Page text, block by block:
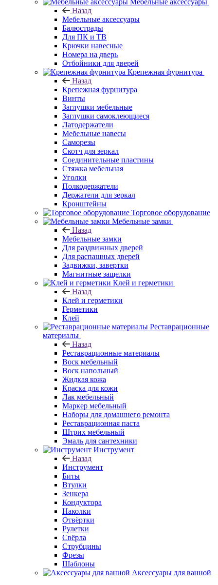
Мебельные аксессуары
Назад
Мебельные аксессуары
Балюстрады
Для ПК и ТВ
Крючки навесные
Номера на дверь
Отбойники для дверей
Крепежная фурнитура
Назад
Крепежная фурнитура
Винты
Заглушки мебельные
Заглушки самоклеющиеся
Латодержатели
Мебельные навесы
Саморезы
Скотч для зеркал
Соединительные пластины
Стяжка мебельная
Уголки
Полкодержатели
Держатели для зеркал
Кронштейны
Торговое оборудование
Мебельные замки
Назад
Мебельные замки
Для раздвижных дверей
Для распашных дверей
Задвижки, завертки
Магнитные защелки
Клей и герметики
Назад
Клей и герметики
Герметики
Клей
Реставрационные
материалы
Назад
Реставрационные материалы
Воск мебельный
Воск напольный
Жидкая кожа
Краска для кожи
Лак мебельный
Маркер мебельный
Наборы для домашнего ремонта
Реставрационная паста
Штрих мебельный
Эмаль для сантехники
Инструмент
Назад
Инструмент
Биты
Втулки
Зенкера
Кондуктора
Наколки
Отвёртки
Рулетки
Свёрла
Струбцины
Фрезы
Шаблоны
Аксессуары для ванной